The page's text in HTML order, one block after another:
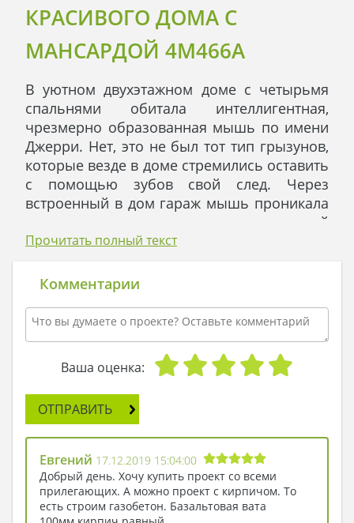
КРАСИВОГО ДОМА С
МАНСАРДОЙ 4M466A
В уютном двухэтажном доме с четырьмя
спальнями обитала интеллигентная,
чрезмерно образованная мышь по имени
Джерри. Нет, это не был тот тип грызунов,
которые везде в доме стремились оставить
с помощью зубов свой след. Через
встроенный в дом гараж мышь проникала
в гостиную, а затем подымалась на второй
этаж, бродила по дому и возвращалась
В то же время, Джерри не был
единственным обитателем этого видного
дома. Конкуренцию ему составлял
хозяйский кот Том: в меру ленив, в меру
раскормлен и в меру подвижен. Когда
наступало время «че», кот с гордым видом
спускался по лестнице на первый этаж, где
вероятность столкновения с Джерри
приближалась к ста процентам. Кот
почему-то считал, что мышь непременно
должна кружиться вокруг холодильника,
однако он частенько ошибался.
Невероятно, но Джерри интересовал
Прочитать полный текст
Комментарии
Ваша оценка:
ОТПРАВИТЬ
Евгений 17.12.2019 15:04:00
Добрый день. Хочу купить проект со всеми
прилегающих. А можно проект с кирпичом. То
есть строим газобетон. Базальтовая вата